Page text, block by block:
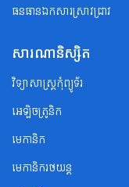
ធនធានឯកសារស្រាវជ្រាវ
សារណានិស្សិត
វិទ្យាសាស្ត្រកុំព្យូទ័រ
អេឡិចត្រូនិក
មេកានិក
មេកានិករថយន្ត